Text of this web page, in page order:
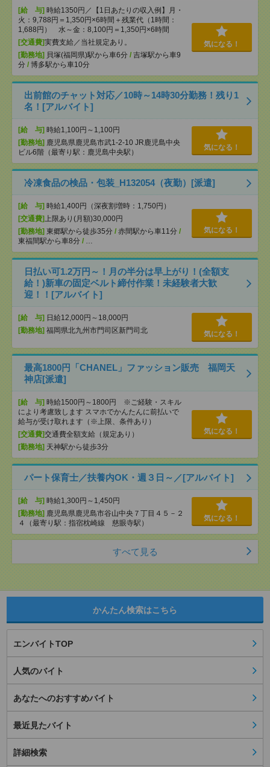
[給 与] 時給1350円／【1日あたりの収入例】月・
火：9,788円＝1,350円×6時間＋残業代（1時間：
1,688円） 水～金：8,100円＝1,350円×6時間
[交通費]実費支給／当社規定あり。
[勤務地] 貝塚(福岡県)駅から車6分 / 吉塚駅から車9
分 / 博多駅から車10分
気になる！
出前館のチャット対応／10時～14時30分勤務！残り1
名！[アルバイト]
[給 与] 時給1,100円～1,100円
[勤務地] 鹿児島県鹿児島市武1-2-10 JR鹿児島中央
ビル6階（最寄り駅：鹿児島中央駅）
気になる！
冷凍食品の検品・包装_H132054（夜勤）[派遣]
[給 与] 時給1,400円（深夜割増時：1,750円）
[交通費] 上限あり(月額)30,000円
[勤務地] 東郷駅から徒歩35分 / 赤間駅から車11分 /
東福間駅から車8分 / …
気になる！
日払い可1.2万円～！月の半分は早上がり！(全額支
給！)新車の固定ベルト締付作業！未経験者大歓
迎！！[アルバイト]
[給 与] 日給12,000円～18,000円
[勤務地] 福岡県北九州市門司区新門司北 気になる！
最高1800円「CHANEL」ファッション販売 福岡天
神店[派遣]
[給 与] 時給1500円～1800円 ※ご経験・スキル
により考慮致します スマホでかんたんに前払いで
給与が受け取れます（※上限、条件あり）
[交通費]交通費全額支給（規定あり）
[勤務地] 天神駅から徒歩3分
気になる！
パート保育士／扶養内OK・週３日～／[アルバイト]
[給 与] 時給1,300円～1,450円
[勤務地] 鹿児島県鹿児島市谷山中央７丁目４５－２
４（最寄り駅：指宿枕崎線 慈眼寺駅）
気になる！
すべて見る
かんたん検索はこちら
エンバイトTOP
人気のバイト
あなたへのおすすめバイト
最近見たバイト
詳細検索